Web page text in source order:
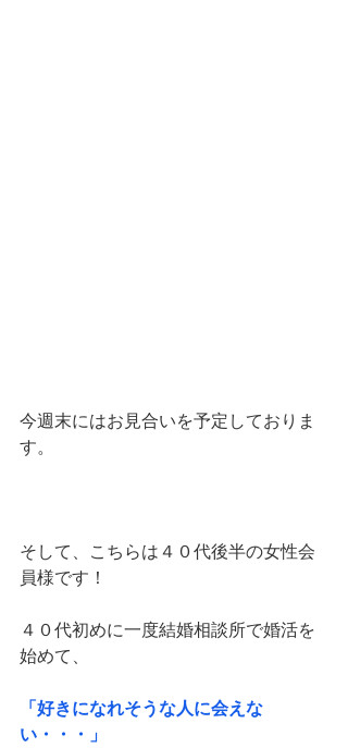
今週末にはお見合いを予定しておりま
す。
そして、こちらは４０代後半の女性会
員様です！
４０代初めに一度結婚相談所で婚活を
始めて、
「好きになれそうな人に会えな
い・・・」